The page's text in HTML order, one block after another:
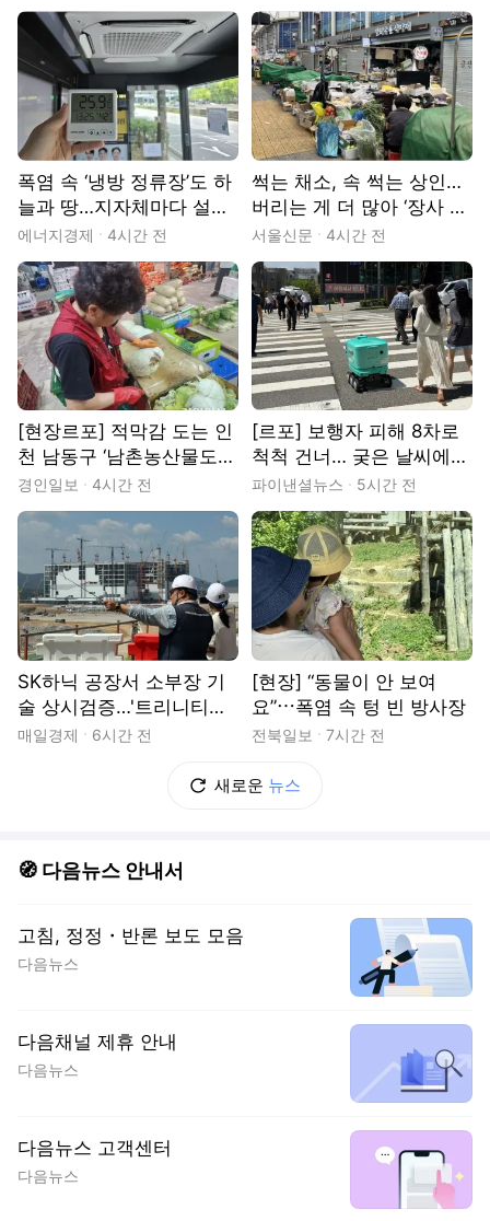
장]
폭염 속 ‘냉방 정류장’도 하
늘과 땅…지자체마다 설치
제각각, 관리는 사각지대
[현장]
에너지경제 4시간 전
썩는 채소, 속 썩는 상인…
버리는 게 더 많아 ‘장사 포
기’
서울신문 4시간 전
[현장르포] 적막감 도는 인
천 남동구 ‘남촌농산물도매
시장’
경인일보 4시간 전
[르포] 보행자 피해 8차로
척척 건너… 궂은 날씨에도
지연없이 배달
파이낸셜뉴스 5시간 전
SK하닉 공장서 소부장 기
술 상시검증…'트리니티팹'
내년 완공
매일경제 6시간 전
[현장] “동물이 안 보여
요”⋯폭염 속 텅 빈 방사장
전북일보 7시간 전
새로운 뉴스
🧭 다음뉴스 안내서
고침, 정정・반론 보도 모음
다음뉴스
다음채널 제휴 안내
다음뉴스
다음뉴스 고객센터
다음뉴스